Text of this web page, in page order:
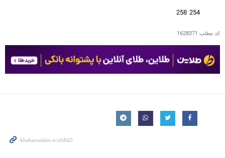
254 258
کد مطلب 1628371